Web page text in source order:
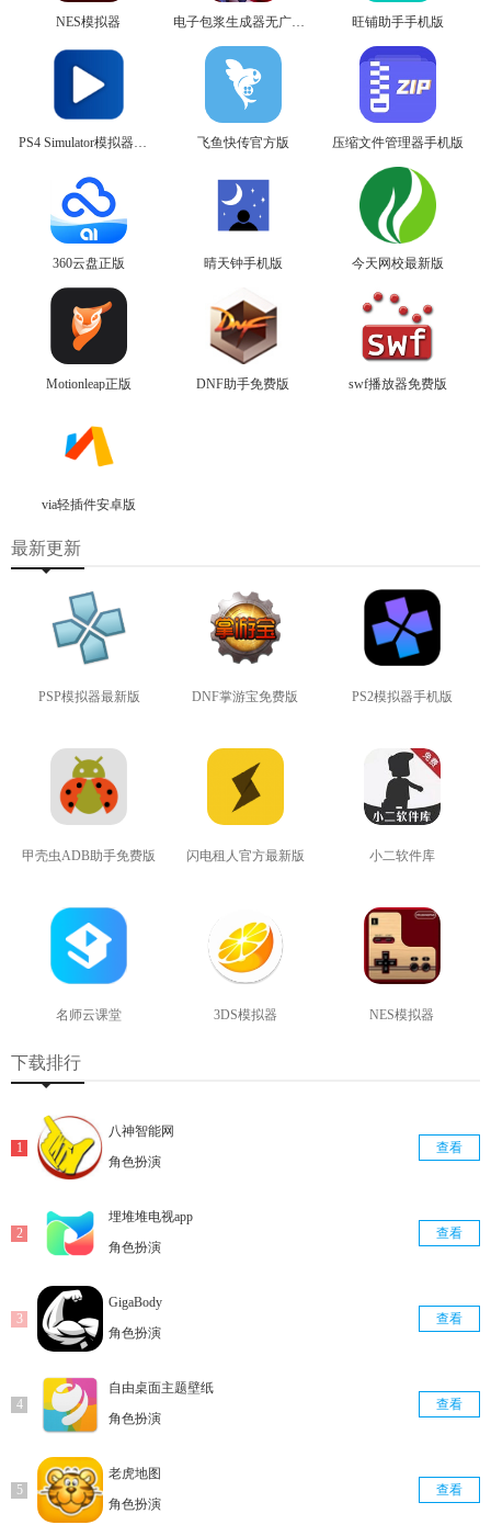
NES模拟器 电子包浆生成器无广告版 旺铺助手手机版
PS4 Simulator模拟器官方版 飞鱼快传官方版 压缩文件管理器手机版
360云盘正版 晴天钟手机版 今天网校最新版
Motionleap正版 DNF助手免费版 swf播放器免费版
via轻插件安卓版
最新更新
PSP模拟器最新版 DNF掌游宝免费版 PS2模拟器手机版
甲壳虫ADB助手免费版 闪电租人官方最新版 小二软件库
名师云课堂 3DS模拟器 NES模拟器
下载排行
八神智能网
角色扮演
查看
埋堆堆电视app
角色扮演
查看
GigaBody
角色扮演
查看
自由桌面主题壁纸
角色扮演
查看
老虎地图
角色扮演
查看